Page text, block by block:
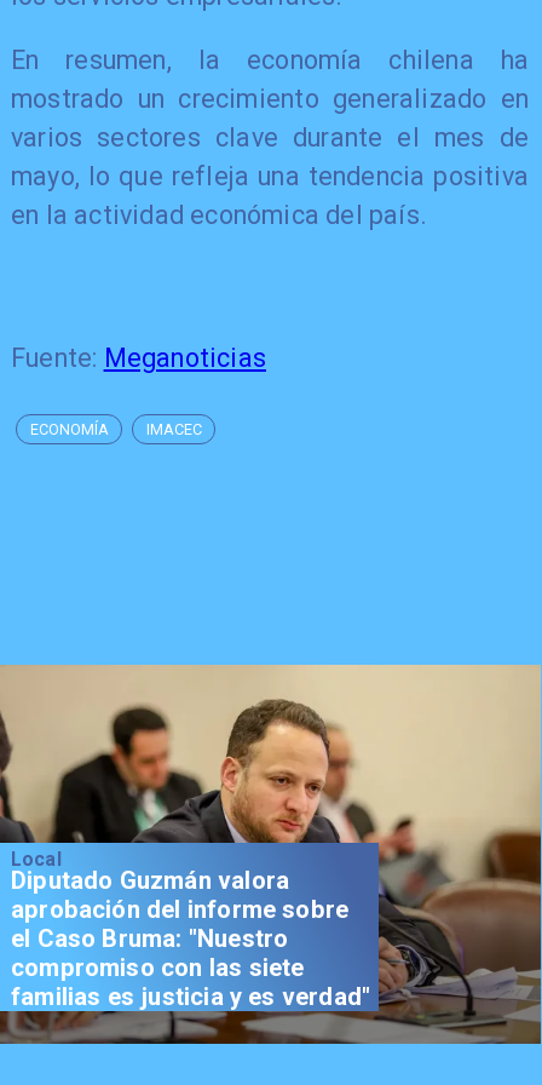
En resumen, la economía chilena ha
mostrado un crecimiento generalizado en
varios sectores clave durante el mes de
mayo, lo que refleja una tendencia positiva
en la actividad económica del país.
Fuente: Meganoticias
ECONOMÍA IMACEC
Local
Diputado Guzmán valora
aprobación del informe sobre
el Caso Bruma: "Nuestro
compromiso con las siete
familias es justicia y es verdad"